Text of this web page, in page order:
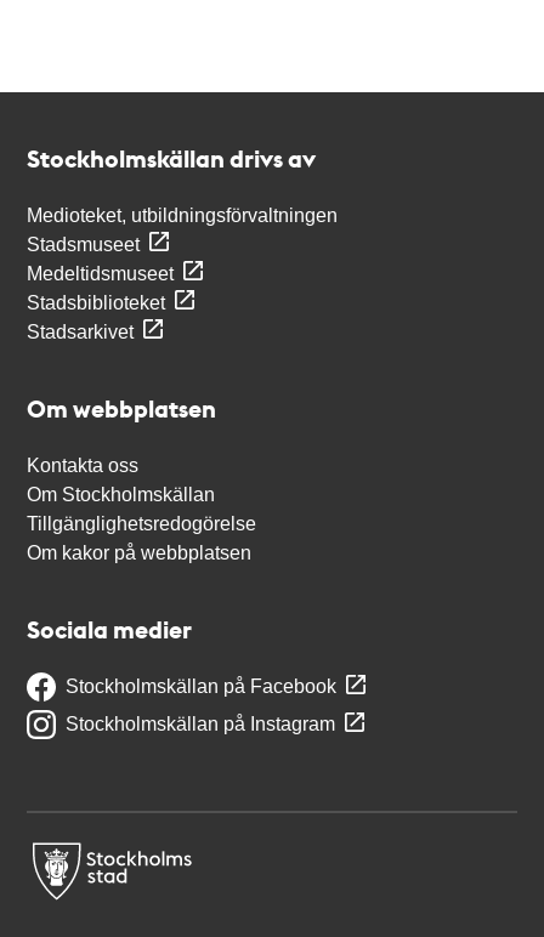
Stockholmskällan drivs av
Medioteket, utbildningsförvaltningen
Stadsmuseet
Medeltidsmuseet
Stadsbiblioteket
Stadsarkivet
Om webbplatsen
Kontakta oss
Om Stockholmskällan
Tillgänglighetsredogörelse
Om kakor på webbplatsen
Sociala medier
Stockholmskällan på Facebook
Stockholmskällan på Instagram